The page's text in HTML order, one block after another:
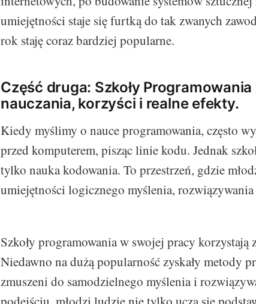
umiejętności staje się furtką do tak zwanych
rok staję coraz bardziej popularne.
Część druga: Szkoły
nauczania, korzyści i realne efekty.
Kiedy myślimy o nauce programowania, często
przed komputerem, pisząc linie kodu. Jednak
tylko nauka kodowania. To przestrzeń, gdzie
umiejętności logicznego myślenia,
Szkoły programowania w swojej pracy korzystają
Niedawno na dużą popularność zyskały metody
zmuszeni do samodzielnego myślenia i